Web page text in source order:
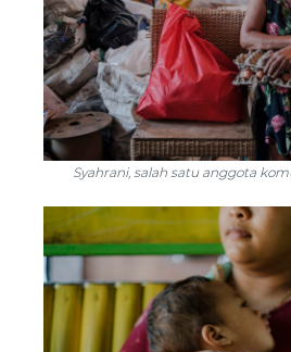
Syahrani, salah satu anggota